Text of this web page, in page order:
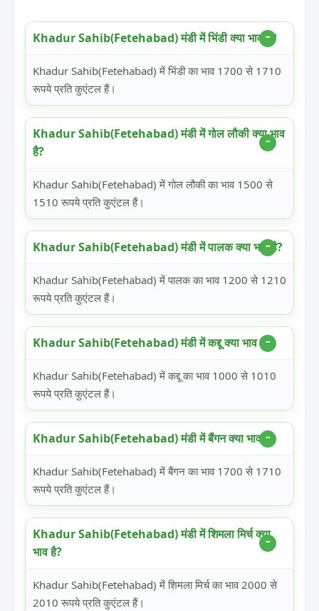
Khadur Sahib(Fetehabad) मंडी में भिंडी क्या भाव है?
Khadur Sahib(Fetehabad) में भिंडी का भाव 1700 से 1710
रूपये प्रति कुएंटल हैं।
Khadur Sahib(Fetehabad) मंडी में गोल लौकी क्या भाव
है?
Khadur Sahib(Fetehabad) में गोल लौकी का भाव 1500 से
1510 रूपये प्रति कुएंटल हैं।
Khadur Sahib(Fetehabad) मंडी में पालक क्या भाव है?
Khadur Sahib(Fetehabad) में पालक का भाव 1200 से 1210
रूपये प्रति कुएंटल हैं।
Khadur Sahib(Fetehabad) मंडी में कद्दू क्या भाव है?
Khadur Sahib(Fetehabad) में कद्दू का भाव 1000 से 1010
रूपये प्रति कुएंटल हैं।
Khadur Sahib(Fetehabad) मंडी में बैंगन क्या भाव है?
Khadur Sahib(Fetehabad) में बैंगन का भाव 1700 से 1710
रूपये प्रति कुएंटल हैं।
Khadur Sahib(Fetehabad) मंडी में शिमला मिर्च क्या
भाव है?
Khadur Sahib(Fetehabad) में शिमला मिर्च का भाव 2000 से
2010 रूपये प्रति कुएंटल हैं।